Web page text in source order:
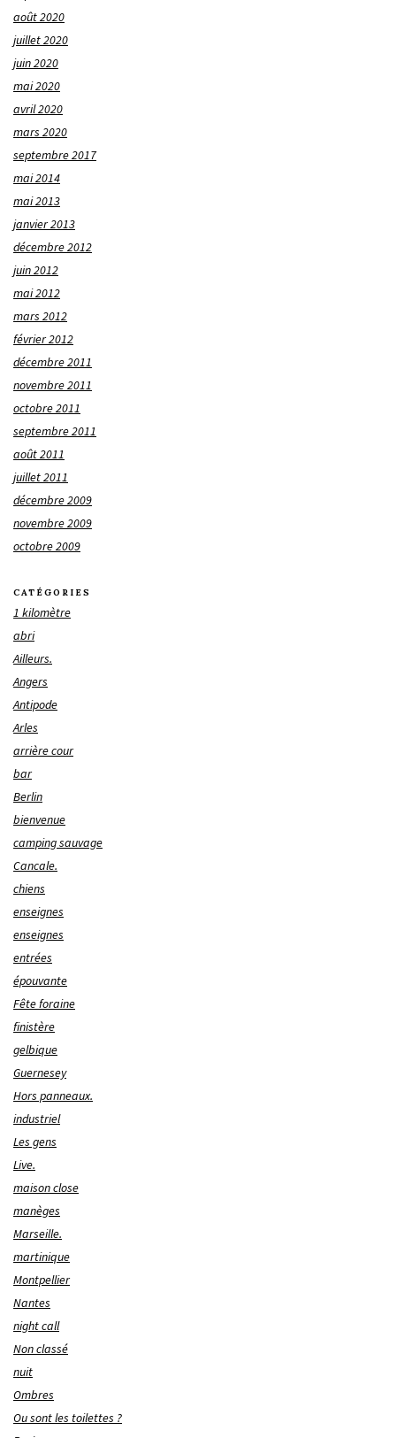
août 2020
juillet 2020
juin 2020
mai 2020
avril 2020
mars 2020
septembre 2017
mai 2014
mai 2013
janvier 2013
décembre 2012
juin 2012
mai 2012
mars 2012
février 2012
décembre 2011
novembre 2011
octobre 2011
septembre 2011
août 2011
juillet 2011
décembre 2009
novembre 2009
octobre 2009
CATÉGORIES
1 kilomètre
abri
Ailleurs.
Angers
Antipode
Arles
arrière cour
bar
Berlin
bienvenue
camping sauvage
Cancale.
chiens
enseignes
enseignes
entrées
épouvante
Fête foraine
finistère
gelbique
Guernesey
Hors panneaux.
industriel
Les gens
Live.
maison close
manèges
Marseille.
martinique
Montpellier
Nantes
night call
Non classé
nuit
Ombres
Ou sont les toilettes ?